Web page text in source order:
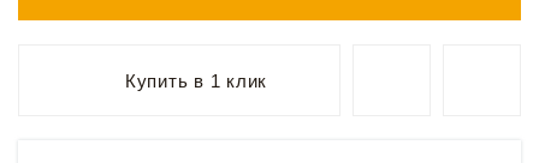
Купить в 1 клик